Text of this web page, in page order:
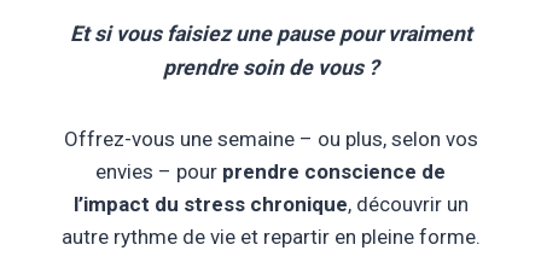
Et si vous faisiez une pause pour vraiment
prendre soin de vous ?
Offrez-vous une semaine – ou plus, selon vos
envies – pour prendre conscience de
l’impact du stress chronique, découvrir un
autre rythme de vie et repartir en pleine forme.